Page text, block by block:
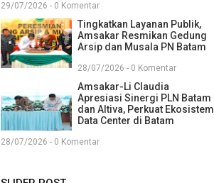
29/07/2026 - 0 Komentar
Tingkatkan Layanan Publik,
Amsakar Resmikan Gedung
Arsip dan Musala PN Batam
28/07/2026 - 0 Komentar
Amsakar-Li Claudia
Apresiasi Sinergi PLN Batam
dan Altiva, Perkuat Ekosistem
Data Center di Batam
28/07/2026 - 0 Komentar